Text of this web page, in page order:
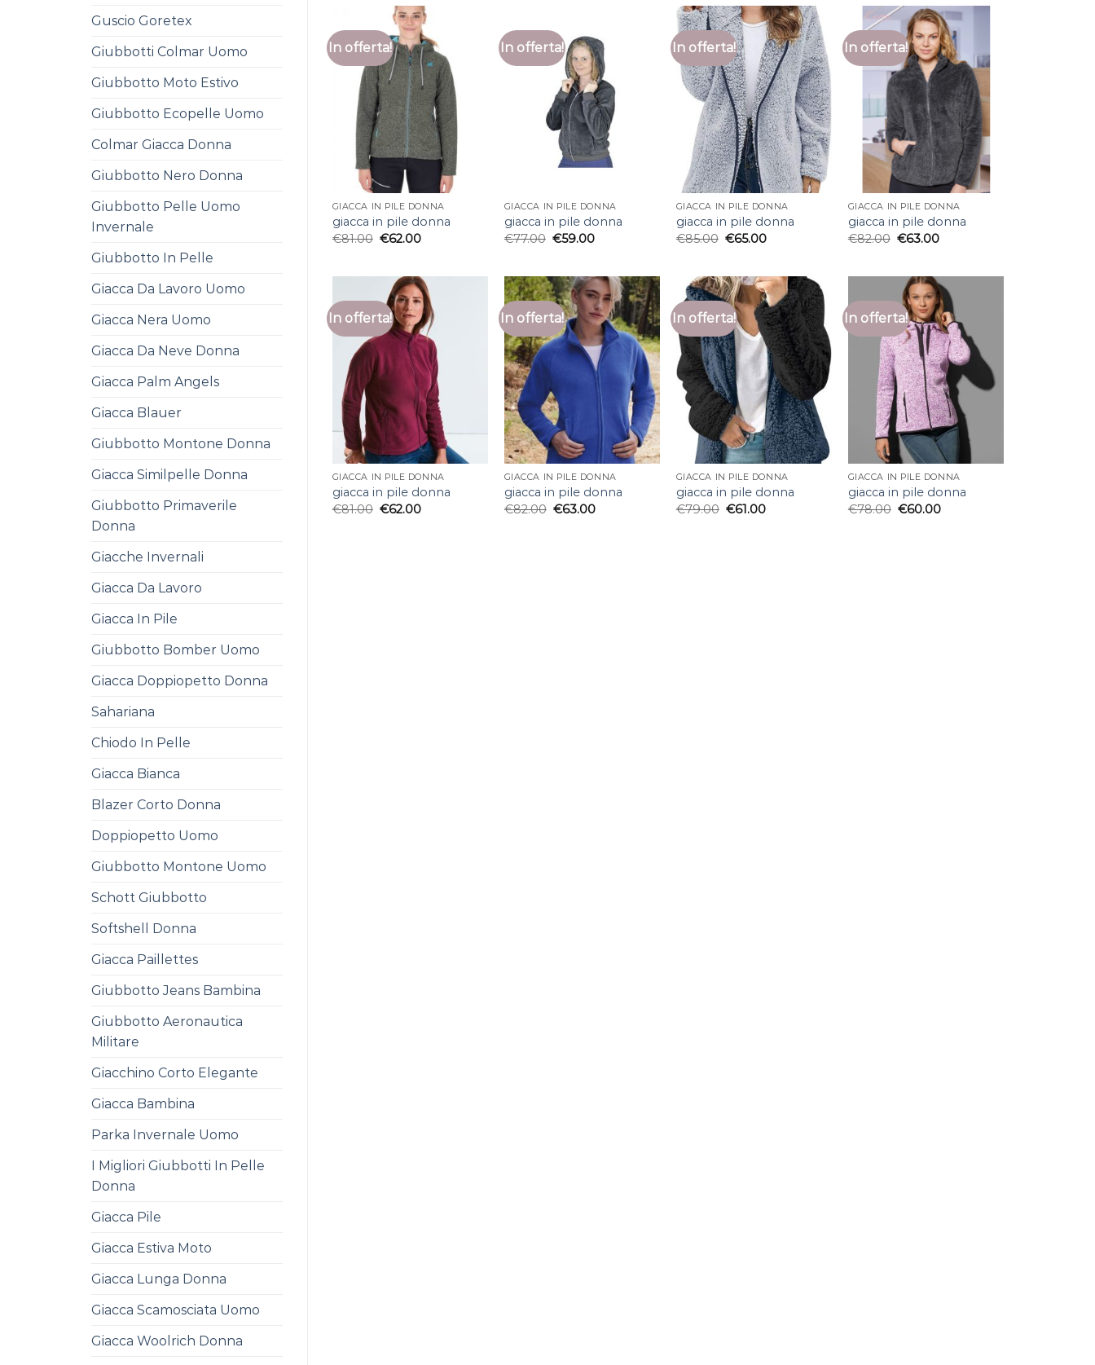
Guscio Goretex
Giubbotti Colmar Uomo
Giubbotto Moto Estivo
Giubbotto Ecopelle Uomo
Colmar Giacca Donna
Giubbotto Nero Donna
Giubbotto Pelle Uomo
Invernale
Giubbotto In Pelle
Giacca Da Lavoro Uomo
Giacca Nera Uomo
Giacca Da Neve Donna
Giacca Palm Angels
Giacca Blauer
Giubbotto Montone Donna
Giacca Similpelle Donna
Giubbotto Primaverile
Donna
Giacche Invernali
Giacca Da Lavoro
Giacca In Pile
Giubbotto Bomber Uomo
Giacca Doppiopetto Donna
Sahariana
Chiodo In Pelle
Giacca Bianca
Blazer Corto Donna
Doppiopetto Uomo
Giubbotto Montone Uomo
Schott Giubbotto
Softshell Donna
Giacca Paillettes
Giubbotto Jeans Bambina
Giubbotto Aeronautica
Militare
Giacchino Corto Elegante
Giacca Bambina
Parka Invernale Uomo
I Migliori Giubbotti In Pelle
Donna
Giacca Pile
Giacca Estiva Moto
Giacca Lunga Donna
Giacca Scamosciata Uomo
Giacca Woolrich Donna
In offerta!
GIACCA IN PILE DONNA
giacca in pile donna
€81.00 €62.00
In offerta!
GIACCA IN PILE DONNA
giacca in pile donna
€77.00 €59.00
In offerta!
GIACCA IN PILE DONNA
giacca in pile donna
€85.00 €65.00
In offerta!
GIACCA IN PILE DONNA
giacca in pile donna
€82.00 €63.00
In offerta!
GIACCA IN PILE DONNA
giacca in pile donna
€81.00 €62.00
In offerta!
GIACCA IN PILE DONNA
giacca in pile donna
€82.00 €63.00
In offerta!
GIACCA IN PILE DONNA
giacca in pile donna
€79.00 €61.00
In offerta!
GIACCA IN PILE DONNA
giacca in pile donna
€78.00 €60.00